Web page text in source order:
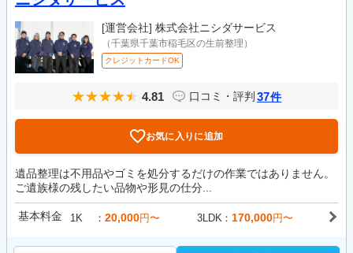
[運営会社] 株式会社ニシダサービス
（千葉県千葉市稲毛区の生前整理）
クレジットカードOK
4.81 口コミ・評判 37件
お気に入りに追加
遺品整理は不用品やゴミを処分するだけの作業ではありません。
ご遺族様の残したい品物や形見の仕分...
基本料金 1K 20,000円〜 3LDK 170,000円〜